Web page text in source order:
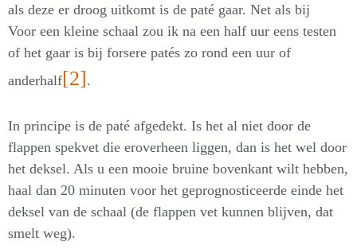
als deze er droog uitkomt is de paté gaar. Net als bij
Voor een kleine schaal zou ik na een half uur eens testen
of het gaar is bij forsere patés zo rond een uur of
anderhalf[2].
In principe is de paté afgedekt. Is het al niet door de
flappen spekvet die eroverheen liggen, dan is het wel door
het deksel. Als u een mooie bruine bovenkant wilt hebben,
haal dan 20 minuten voor het geprognosticeerde einde het
deksel van de schaal (de flappen vet kunnen blijven, dat
smelt weg).